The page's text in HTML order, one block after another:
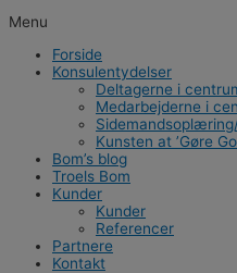
Menu
Forside
Konsulentydelser
Deltagerne i
Medarbejderne i
Kunsten at ’Gøre
Bom’s blog
Troels Bom
Kunder
Kunder
Referencer
Partnere
Kontakt